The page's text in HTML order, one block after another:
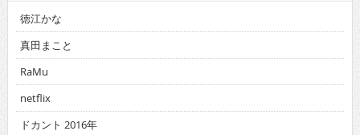
RaMu
netflix
ドカント 2016年